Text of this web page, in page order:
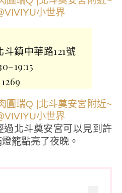
鎮中華路121號
北斗奠安宮可以見到許
籠點亮了夜晚。